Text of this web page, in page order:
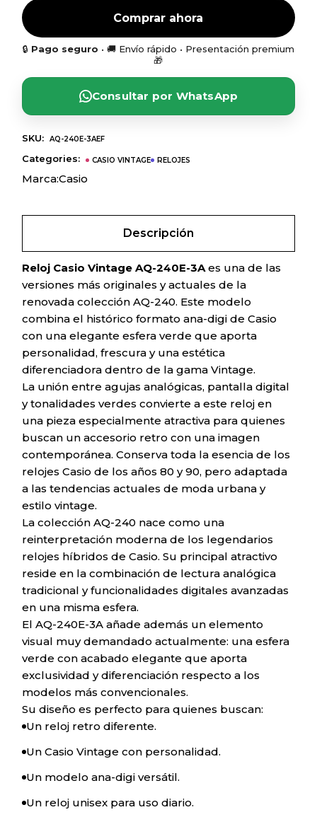
Comprar ahora
🔒 Pago seguro • 🚚 Envío rápido • Presentación premium
🎁
Consultar por WhatsApp
SKU: AQ-240E-3AEF
Categories: CASIO VINTAGE RELOJES
Marca:Casio
Descripción
Reloj Casio Vintage AQ-240E-3Aes una de las
versiones más originales y actuales de la
renovada colección AQ-240. Este modelo
combina el histórico formato ana-digi de Casio
con una elegante esfera verde que aporta
personalidad, frescura y una estética
diferenciadora dentro de la gama Vintage.
La unión entre agujas analógicas, pantalla digital
y tonalidades verdes convierte a este reloj en
una pieza especialmente atractiva para quienes
buscan un accesorio retro con una imagen
contemporánea. Conserva toda la esencia de los
relojes Casio de los años 80 y 90, pero adaptada
a las tendencias actuales de moda urbana y
estilo vintage.
La colección AQ-240 nace como una
reinterpretación moderna de los legendarios
relojes híbridos de Casio. Su principal atractivo
reside en la combinación de lectura analógica
tradicional y funcionalidades digitales avanzadas
en una misma esfera.
El AQ-240E-3A añade además un elemento
visual muy demandado actualmente: una esfera
verde con acabado elegante que aporta
exclusividad y diferenciación respecto a los
modelos más convencionales.
Su diseño es perfecto para quienes buscan:
Un reloj retro diferente.
Un Casio Vintage con personalidad.
Un modelo ana-digi versátil.
Un reloj unisex para uso diario.